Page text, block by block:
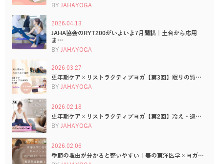
BY JAHAYOGA
2026.04.13
JAHA協会のRYT200がいよいよ7月開講｜土台から応用
ま…
BY JAHAYOGA
2026.03.27
更年期ケア×リストラクティブヨガ【第3回】眠りの質…
BY JAHAYOGA
2026.02.18
更年期ケア×リストラクティブヨガ【第2回】冷え・巡…
BY JAHAYOGA
2026.02.06
季節の理由が分かると整いやすい｜春の東洋医学×ヨガ…